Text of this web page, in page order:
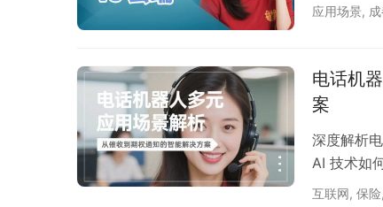
应用场景,
电话机
案​
深度解析
AI 技术如
互联网, 保险,